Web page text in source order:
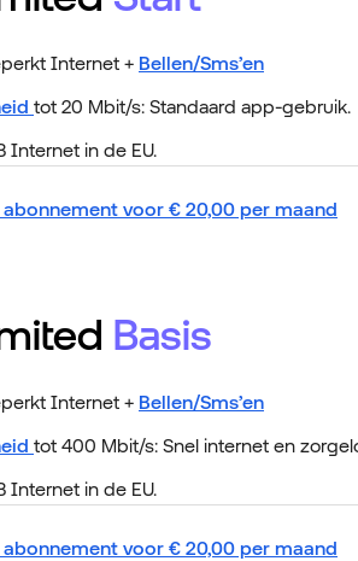
Internet + Bellen/Sms’en
tot 20 Mbit/s: Standaard app-gebruik.
Internet in de EU.
abonnement voor € 20,00 per maand
Basis
Internet + Bellen/Sms’en
tot 400 Mbit/s: Snel internet en
Internet in de EU.
abonnement voor € 20,00 per maand